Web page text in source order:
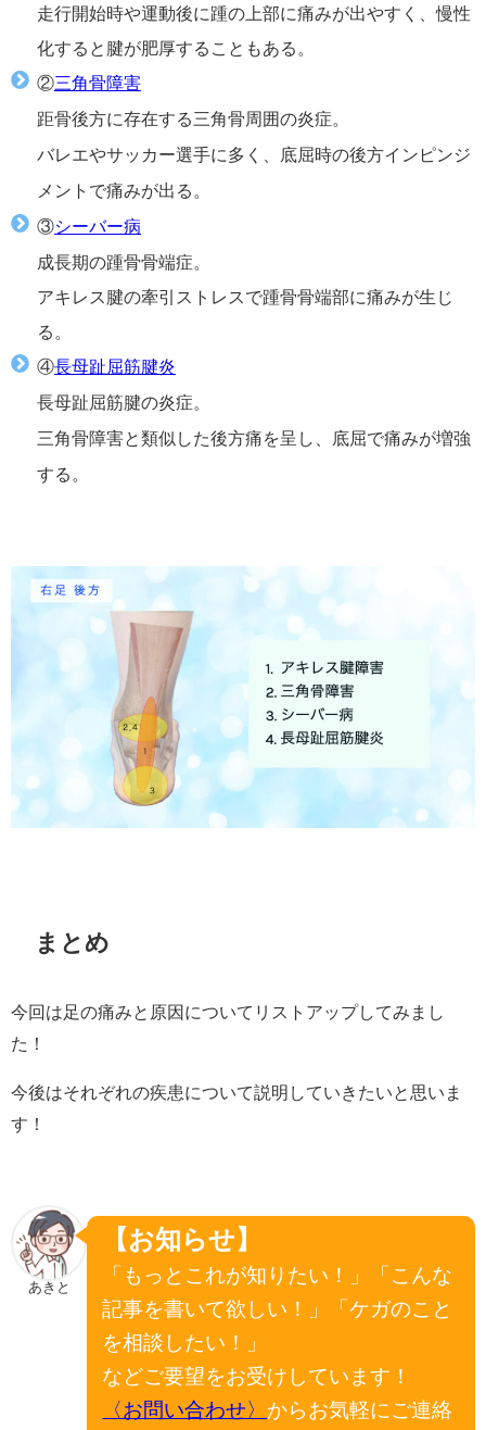
走行開始時や運動後に踵の上部に痛みが出やすく、慢性
化すると腱が肥厚することもある。
②三角骨障害
距骨後方に存在する三角骨周囲の炎症。
バレエやサッカー選手に多く、底屈時の後方インピンジ
メントで痛みが出る。
③シーバー病
成長期の踵骨骨端症。
アキレス腱の牽引ストレスで踵骨骨端部に痛みが生じ
る。
④長母趾屈筋腱炎
長母趾屈筋腱の炎症。
三角骨障害と類似した後方痛を呈し、底屈で痛みが増強
する。
まとめ
今回は足の痛みと原因についてリストアップしてみまし
た！
今後はそれぞれの疾患について説明していきたいと思いま
す！
あきと
【お知らせ】
「もっとこれが知りたい！」「こんな
記事を書いて欲しい！」「ケガのこと
を相談したい！」
などご要望をお受けしています！
〈お問い合わせ〉 からお気軽にご連絡